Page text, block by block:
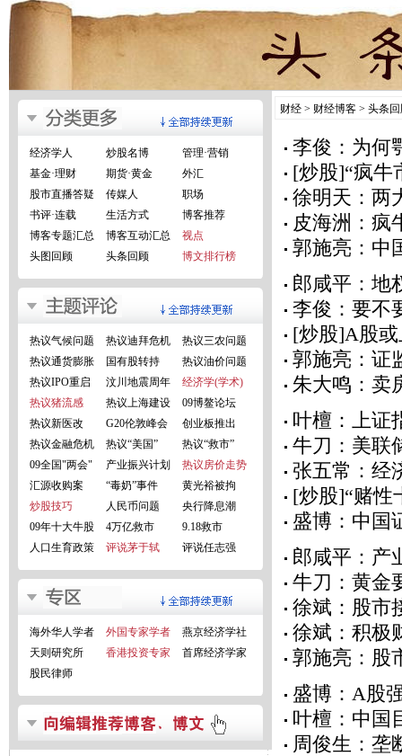
经济学人 炒股名博
管理·营销
基金·理财
期货·黄金
外汇
股市直播答疑
传媒人
职场
书评·连载
生活方式
博客推荐
博客专题汇总
博客互动汇总
视点
头图回顾
头条回顾 博文排行榜
热议气候问题 热议迪拜危机
热议三农问题
热议通货膨胀
国有股转持
热议油价问题
热议IPO重启
汶川地震周年
经济学(学术)
热议猪流感
热议上海建设
09博鳌论坛
热议新医改
G20伦敦峰会
创业板推出
热议金融危机
热议“美国”
热议“救市”
09全国"两会"
产业振兴计划
热议房价走势
汇源收购案
“毒奶”事件
黄光裕被拘
炒股技巧
人民币问题
央行降息潮
09年十大牛股
4万亿救市
9.18救市
人口生育政策
评说茅于轼 评说任志强
海外华人学者 外国专家学者
燕京经济学社
天则研究所
香港投资专家
首席经济学家
股民律师
财经 > 财经博客 > 头条
李俊：为何
[炒股]“疯牛
徐明天：两
皮海洲：疯
郭施亮：中
郎咸平：地
李俊：要不
[炒股]A股
郭施亮：证
朱大鸣：卖
叶檀：上证
牛刀：美联
张五常：经
[炒股]“赌性
盛博：中国
郎咸平：产
牛刀：黄金
徐斌：股市
徐斌：积极
郭施亮：股
盛博：A股
叶檀：中国
周俊生：垄